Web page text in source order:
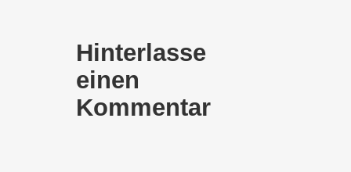
Hinterlasse
einen
Kommentar